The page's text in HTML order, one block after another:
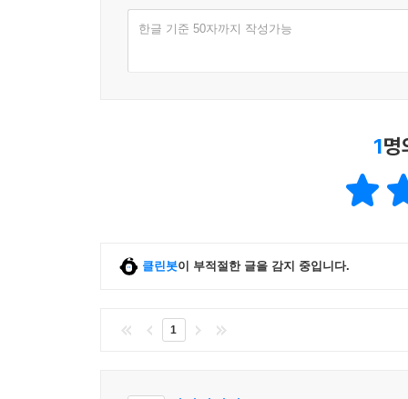
한글 기준 50자까지 작성가능
1명
클린봇이 부적절한 글을 감지 중입니다.
1